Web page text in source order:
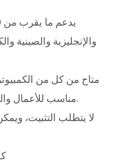
والإنجليزية والصينية
متاح من كل من
مناسب للأعمال والتعليم والترفيه وما إلى ذلك.
لا يتطلب التثبيت،